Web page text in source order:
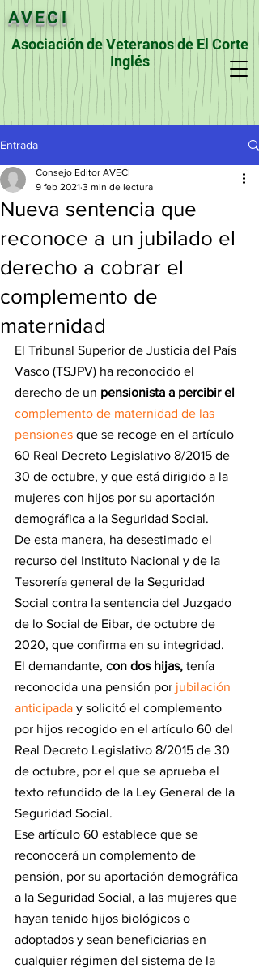
AVECI
Asociación de Veteranos de El Corte
Inglés
Entrada
Nueva sentencia que
reconoce a un jubilado el
derecho a cobrar el
complemento de
maternidad
Consejo Editor AVECI
9 feb 2021 3 min de lectura
El Tribunal Superior de Justicia del País
Vasco (TSJPV) ha reconocido el
derecho de un pensionista a percibir el
complemento de maternidad de las
pensiones que se recoge en el artículo
60 Real Decreto Legislativo 8/2015 de
30 de octubre, y que está dirigido a la
mujeres con hijos por su aportación
demográfica a la Seguridad Social.
De esta manera, ha desestimado el
recurso del Instituto Nacional y de la
Tesorería general de la Seguridad
Social contra la sentencia del Juzgado
de lo Social de Eibar, de octubre de
2020, que confirma en su integridad.
El demandante, con dos hijas, tenía
reconocida una pensión por jubilación
anticipada y solicitó el complemento
por hijos recogido en el artículo 60 del
Real Decreto Legislativo 8/2015 de 30
de octubre, por el que se aprueba el
texto refundido de la Ley General de la
Seguridad Social.
Ese artículo 60 establece que se
reconocerá un complemento de
pensión, por su aportación demográfica
a la Seguridad Social, a las mujeres que
hayan tenido hijos biológicos o
adoptados y sean beneficiarias en
cualquier régimen del sistema de la